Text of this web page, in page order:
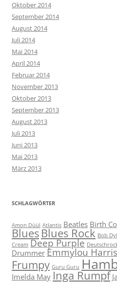
Oktober 2014
September 2014
August 2014
Juli 2014
Mai 2014
April 2014
Februar 2014
November 2013
Oktober 2013
September 2013
August 2013
Juli 2013
Juni 2013
Mai 2013
März 2013
SCHLAGWÖRTER
Amon Düül Atlantis Beatles Birth
BluesBlues Rock Bob
Cream Deep Purple
Drummer Emmylou Harris
Frumpy Guru Guru
Imelda May Inga Rumpf